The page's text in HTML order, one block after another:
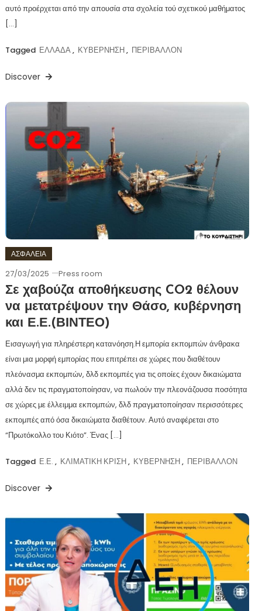
αυτό προέρχεται από την απουσία στα σχολεία τού σχετικού μαθήματος
[…]
Tagged ΕΛΛΑΔΑ, ΚΥΒΕΡΝΗΣΗ, ΠΕΡΙΒΑΛΛΟΝ
Discover
ΑΣΦΑΛΕΙΑ
27/03/2025 Press room
Σε χαβούζα αποθήκευσης CO2 θέλουν
να μετατρέψουν την Θάσο, κυβέρνηση
και Ε.Ε.(ΒΙΝΤΕΟ)
Εισαγωγή για πληρέστερη κατανόηση.Η εμπορία εκπομπών άνθρακα
είναι μια μορφή εμπορίας που επιτρέπει σε χώρες που διαθέτουν
πλεόνασμα εκπομπών, δλδ εκπομπές για τις οποίες έχουν δικαιώματα
αλλά δεν τις πραγματοποίησαν, να πωλούν την πλεονάζουσα ποσότητα
σε χώρες με έλλειμμα εκπομπών, δλδ πραγματοποίησαν περισσότερες
εκπομπές από όσα δικαιώματα διαθέτουν. Αυτό αναφέρεται στο
“Πρωτόκολλο του Κιότο”. Ένας […]
Tagged Ε.Ε. , ΚΛΙΜΑΤΙΚΗ ΚΡΙΣΗ, ΚΥΒΕΡΝΗΣΗ, ΠΕΡΙΒΑΛΛΟΝ
Discover